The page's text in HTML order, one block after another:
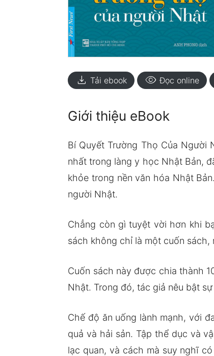
download Tải ebook visibility Đọc online
Giới thiệu eBook
Bí Quyết Trường Thọ Của Người
nhất trong làng y học Nhật Bản,
khỏe trong nền văn hóa Nhật
người Nhật.
Chẳng còn gì tuyệt vời hơn khi
sách không chỉ là một cuốn
Cuốn sách này được chia thành
Nhật. Trong đó, tác giả nêu bật
Chế độ ăn uống lành mạnh, với
quả và hải sản. Tập thể dục và
lạc quan, và cách mà suy nghĩ